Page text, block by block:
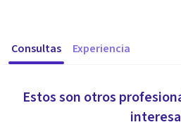
Consultas Experiencia
Estos son otros